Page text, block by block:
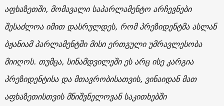
აფხაზეთში, მომავალი საპარლამენტო არჩევნები
შესაძლოა იმით დასრულდეს, რომ პრეზიდენტმა ასლან
ბჟანიამ პარლამენტში მისი ერთგული უმრავლესობა
მიიღოს. თუმცა, სინამდვილეში ეს არც ისე კარგია
პრეზიდენტისა და მთავრობისათვის, ვინაიდან მათ
აფხაზეთისთვის მნიშვნელოვან საკითხებში